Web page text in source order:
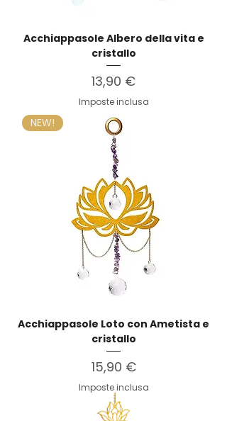
Acchiappasole Albero della vita e
cristallo
Prezzo
13,90 €
Imposte inclusa
NEW!
Acchiappasole Loto con Ametista e
cristallo
Prezzo
15,90 €
Imposte inclusa